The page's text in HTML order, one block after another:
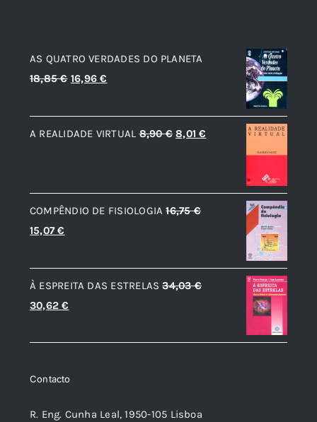
AS QUATRO VERDADES DO PLANETA
18,85€ O
original
era:
16,96€
atual
é:
A REALIDADE VIRTUAL 8,90€ O
era:
8,90 €.
8,01€
é:
COMPÊNDIO DE FISIOLOGIA 16,75€
O
original
era:
16,75 €.
15,07€
atual
é:
15,07 €.
À ESPREITA DAS ESTRELAS 34,03€
O
original
34,03 €.
30,62€
atual
30,62 €.
Contacto
R. Eng. Cunha Leal, 1950-105 Lisboa